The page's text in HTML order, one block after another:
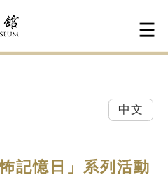
中文
記憶日」系列活動